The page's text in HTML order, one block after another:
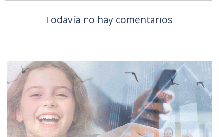
Todavía no hay comentarios